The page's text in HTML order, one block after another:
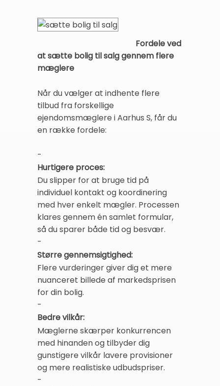
Fordele ved
at sætte bolig til salg gennem flere
mæglere
Når du vælger at indhente flere
tilbud fra forskellige
ejendomsmæglere i Aarhus S, får du
en række fordele:
-
Hurtigere proces:
Du slipper for at bruge tid på
individuel kontakt og koordinering
med hver enkelt mægler. Processen
klares gennem én samlet formular,
så du sparer både tid og besvær.
-
Større gennemsigtighed:
Flere vurderinger giver dig et mere
nuanceret billede af markedsprisen
for din bolig.
-
Bedre vilkår:
Mæglerne skærper konkurrencen
med hinanden og tilbyder dig
gunstigere vilkår lavere provisioner
og mere realistiske udbudspriser.
-